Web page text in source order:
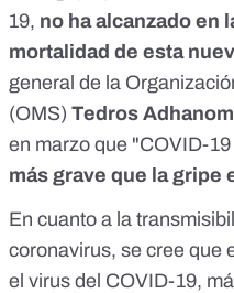
19, no ha alcanzado en
mortalidad de esta
general de la
(OMS) Tedros
en marzo que "COVID-
más grave que la gripe
En cuanto a la
coronavirus, se cree que
el virus del COVID-19,